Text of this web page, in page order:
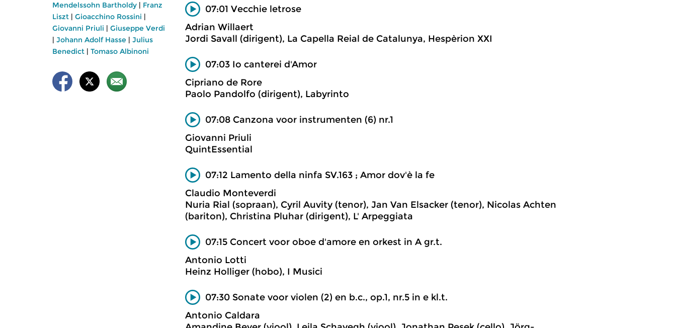
Mendelssohn Bartholdy | Franz
Liszt | Gioacchino Rossini |
Giovanni Priuli | Giuseppe Verdi
| Johann Adolf Hasse | Julius
Benedict | Tomaso Albinoni
07:01 Vecchie letrose
Adrian Willaert
Jordi Savall (dirigent), La Capella Reial de Catalunya, Hespèrion XXI
07:03 Io canterei d'Amor
Cipriano de Rore
Paolo Pandolfo (dirigent), Labyrinto
07:08 Canzona voor instrumenten (6) nr.1
Giovanni Priuli
QuintEssential
07:12 Lamento della ninfa SV.163 ; Amor dov'è la fe
Claudio Monteverdi
Nuria Rial (sopraan), Cyril Auvity (tenor), Jan Van Elsacker (tenor), Nicolas Achten
(bariton), Christina Pluhar (dirigent), L' Arpeggiata
07:15 Concert voor oboe d'amore en orkest in A gr.t.
Antonio Lotti
Heinz Holliger (hobo), I Musici
07:30 Sonate voor violen (2) en b.c., op.1, nr.5 in e kl.t.
Antonio Caldara